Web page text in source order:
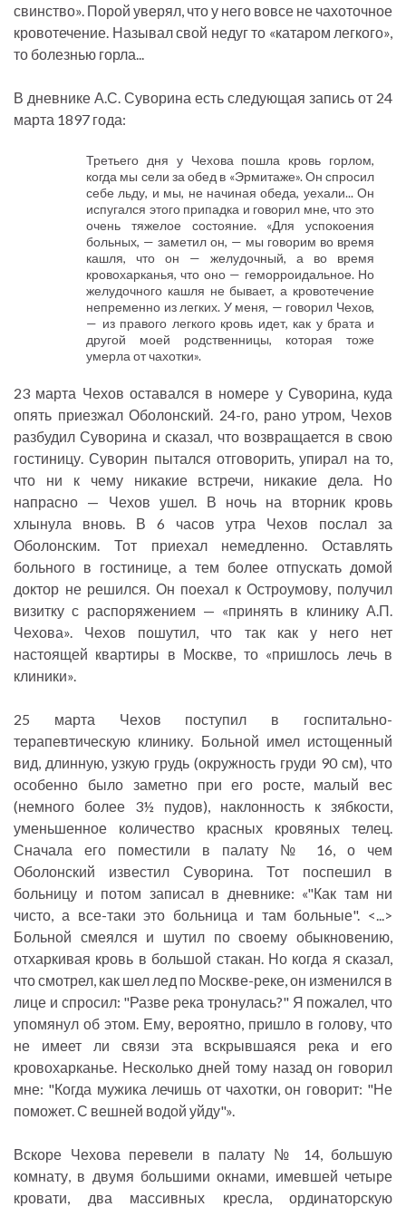
свинство». Порой уверял, что у него вовсе не чахоточное
кровотечение. Называл свой недуг то «катаром легкого»,
то болезнью горла...
В дневнике А.С. Суворина есть следующая запись от 24
марта 1897 года:
Третьего дня у Чехова пошла кровь горлом,
когда мы сели за обед в «Эрмитаже». Он спросил
себе льду, и мы, не начиная обеда, уехали... Он
испугался этого припадка и говорил мне, что это
очень тяжелое состояние. «Для успокоения
больных, — заметил он, — мы говорим во время
кашля, что он — желудочный, а во время
кровохарканья, что оно — геморроидальное. Но
желудочного кашля не бывает, а кровотечение
непременно из легких. У меня, — говорил Чехов,
— из правого легкого кровь идет, как у брата и
другой моей родственницы, которая тоже
умерла от чахотки».
23 марта Чехов оставался в номере у Суворина, куда
опять приезжал Оболонский. 24-го, рано утром, Чехов
разбудил Суворина и сказал, что возвращается в свою
гостиницу. Суворин пытался отговорить, упирал на то,
что ни к чему никакие встречи, никакие дела. Но
напрасно — Чехов ушел. В ночь на вторник кровь
хлынула вновь. В 6 часов утра Чехов послал за
Оболонским. Тот приехал немедленно. Оставлять
больного в гостинице, а тем более отпускать домой
доктор не решился. Он поехал к Остроумову, получил
визитку с распоряжением — «принять в клинику А.П.
Чехова». Чехов пошутил, что так как у него нет
настоящей квартиры в Москве, то «пришлось лечь в
клиники».
25 марта Чехов поступил в госпитально-
терапевтическую клинику. Больной имел истощенный
вид, длинную, узкую грудь (окружность груди 90 см), что
особенно было заметно при его росте, малый вес
(немного более 3½ пудов), наклонность к зябкости,
уменьшенное количество красных кровяных телец.
Сначала его поместили в палату № 16, о чем
Оболонский известил Суворина. Тот поспешил в
больницу и потом записал в дневнике: «"Как там ни
чисто, а все-таки это больница и там больные". <...>
Больной смеялся и шутил по своему обыкновению,
отхаркивая кровь в большой стакан. Но когда я сказал,
что смотрел, как шел лед по Москве-реке, он изменился в
лице и спросил: "Разве река тронулась?" Я пожалел, что
упомянул об этом. Ему, вероятно, пришло в голову, что
не имеет ли связи эта вскрывшаяся река и его
кровохарканье. Несколько дней тому назад он говорил
мне: "Когда мужика лечишь от чахотки, он говорит: "Не
поможет. С вешней водой уйду"».
Вскоре Чехова перевели в палату № 14, большую
комнату, в двумя большими окнами, имевшей четыре
кровати, два массивных кресла, ординаторскую